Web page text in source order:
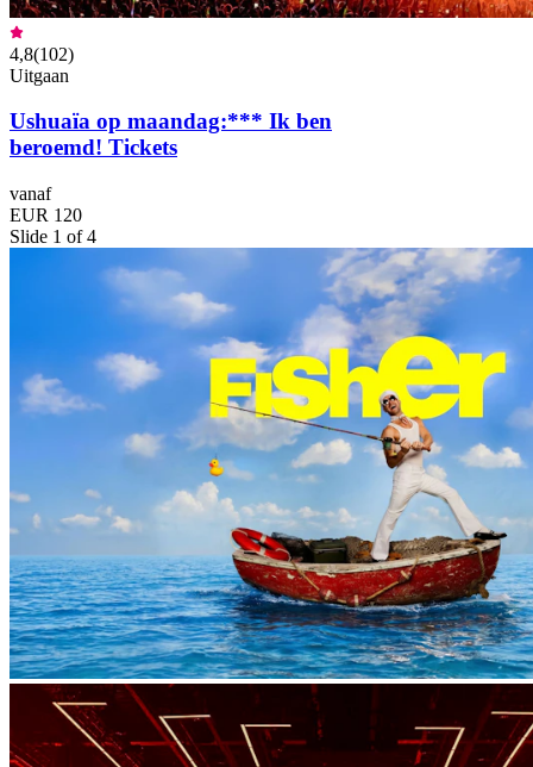
4,8(102)
Uitgaan
Ushuaïa op maandag:*** Ik ben
beroemd! Tickets
vanaf
EUR 120
Slide 1 of 4